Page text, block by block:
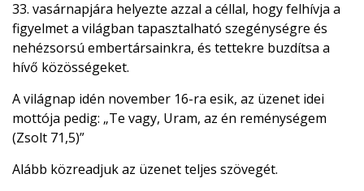
33. vasárnapjára helyezte azzal a céllal, hogy felhívja a
figyelmet a világban tapasztalható szegénységre és
nehézsorsú embertársainkra, és tettekre buzdítsa a
hívő közösségeket.
A világnap idén november 16-ra esik, az üzenet idei
mottója pedig: „Te vagy, Uram, az én reménységem
(Zsolt 71,5)”
Alább közreadjuk az üzenet teljes szövegét.